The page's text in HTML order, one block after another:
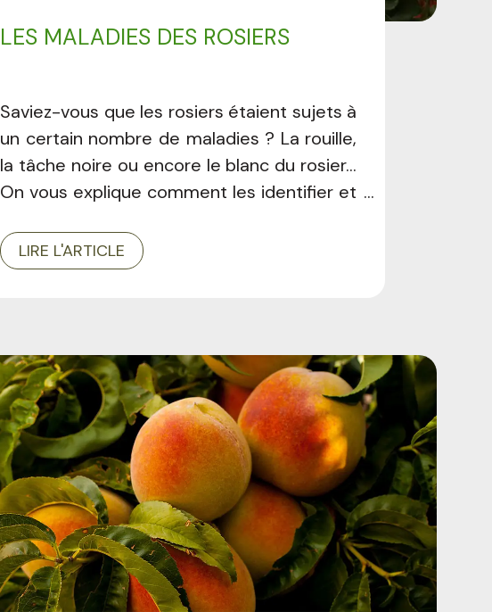
LES MALADIES DES ROSIERS
Saviez-vous que les rosiers étaient sujets à
un certain nombre de maladies ? La rouille,
la tâche noire ou encore le blanc du rosier...
On vous explique comment les identifier et
LIRE L'ARTICLE